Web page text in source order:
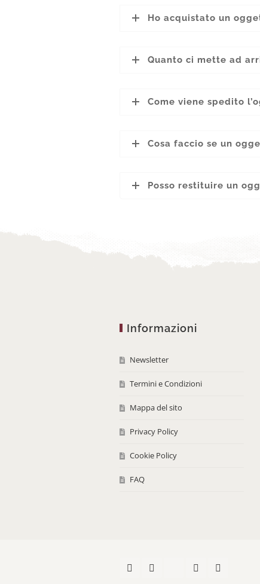
Ho acquistato un
Quanto ci mette ad
Come viene spedito
Cosa faccio se un
Posso restituire un
Informazioni
Newsletter
Termini e Condizioni
Mappa del sito
Privacy Policy
Cookie Policy
FAQ